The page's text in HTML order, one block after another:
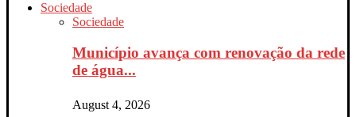
Sociedade
Sociedade
Município avança com renovação da rede
de água...
August 4, 2026